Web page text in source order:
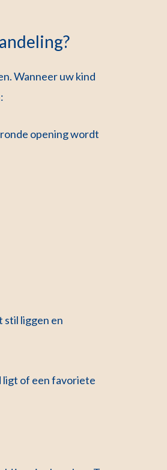
Wanneer uw kind
opening wordt
stil liggen en
ligt of een favoriete